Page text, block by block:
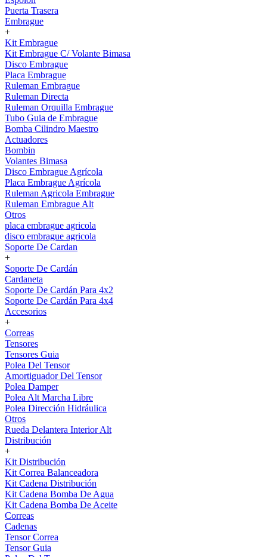
Puerta Trasera
Embrague
+
Kit Embrague
Kit Embrague C/ Volante Bimasa
Disco Embrague
Placa Embrague
Ruleman Embrague
Ruleman Directa
Ruleman Orquilla Embrague
Tubo Guia de Embrague
Bomba Cilindro Maestro
Actuadores
Bombin
Volantes Bimasa
Disco Embrague Agrícola
Placa Embrague Agrícola
Ruleman Agricola Embrague
Ruleman Embrague Alt
Otros
placa embrague agricola
disco embrague agricola
Soporte De Cardan
+
Soporte De Cardán
Cardaneta
Soporte De Cardán Para 4x2
Soporte De Cardán Para 4x4
Accesorios
+
Correas
Tensores
Tensores Guia
Polea Del Tensor
Amortiguador Del Tensor
Polea Damper
Polea Alt Marcha Libre
Polea Dirección Hidráulica
Otros
Rueda Delantera Interior Alt
Distribución
+
Kit Distribución
Kit Correa Balanceadora
Kit Cadena Distribución
Kit Cadena Bomba De Agua
Kit Cadena Bomba De Aceite
Correas
Cadenas
Tensor Correa
Tensor Guia